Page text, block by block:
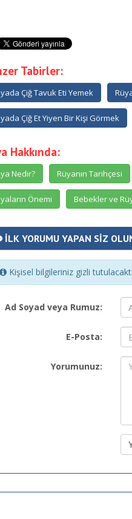
Tabirler:
Çiğ Tavuk Eti Yemek
Çiğ Et Yiyen Bir Kişi Görmek
Hakkında:
Nedir? Rüyanın Tarihçesi
Önemi Bebekler ve
İLK YORUMU YAPAN SİZ
Kişisel bilgileriniz gizli
Ad Soyad veya Rumuz:
E-Posta:
Yorumunuz: